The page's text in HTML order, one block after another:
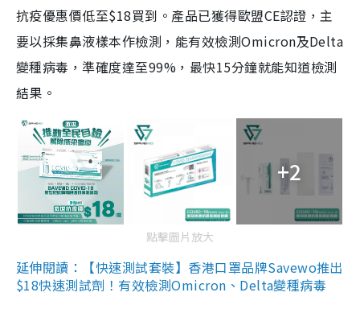
抗疫優惠價低至$18買到。產品已獲得歐盟CE認證，主
要以採集鼻液樣本作檢測，能有效檢測Omicron及Delta
變種病毒，準確度達至99%，最快15分鐘就能知道檢測
結果。
+2
點擊圖片放大
延伸閱讀：【快速測試套裝】香港口罩品牌Savewo推出
$18快速測試劑！有效檢測Omicron、Delta變種病毒